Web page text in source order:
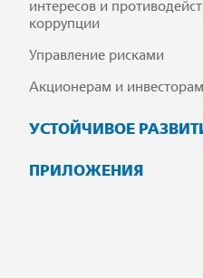
интересов и
коррупции
Управление рисками
Акционерам и инвесторам
УСТОЙЧИВОЕ
ПРИЛОЖЕНИЯ